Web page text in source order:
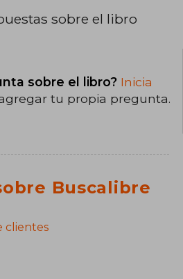
sobre el libro
sobre el libro? Inicia
tu propia pregunta.
Buscalibre
clientes